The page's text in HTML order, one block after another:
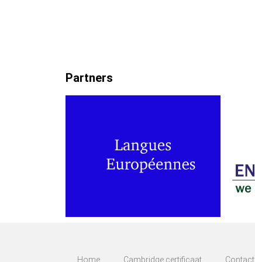
Partners
Home Cambridge certificaat Contact